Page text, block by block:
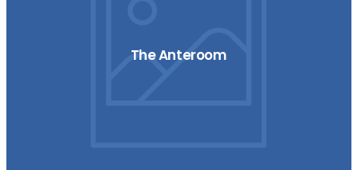
The Anteroom